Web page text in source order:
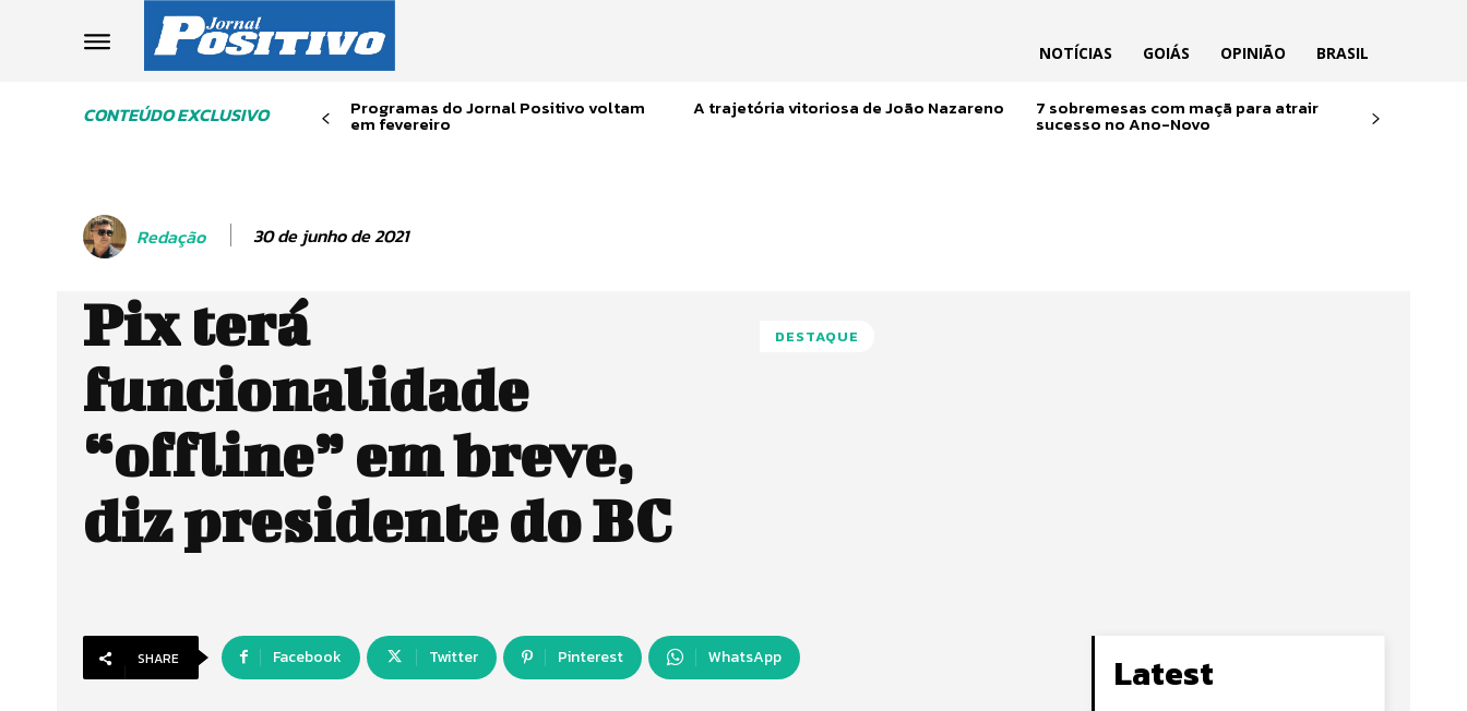
NOTÍCIAS GOIÁS OPINIÃO BRASIL
CONTEÚDO EXCLUSIVO Programas do Jornal Positivo voltam
em fevereiro
A trajetória vitoriosa de João Nazareno 7 sobremesas com maçã para atrair
sucesso no Ano-Novo
Redação 30 de junho de 2021
Pix terá
funcionalidade
“offline” em breve,
diz presidente do BC
DESTAQUE
SHARE Facebook Twitter Pinterest WhatsApp Latest